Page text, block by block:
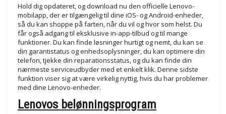
Hold dig opdateret, og download nu den officielle Lenovo-
mobilapp, der er tilgængelig til dine iOS- og Android-enheder,
så du kan shoppe på farten, når du vil og hvor som helst. Du
får også adgang til eksklusive in-app-tilbud og til mange
funktioner. Du kan finde løsninger hurtigt og nemt, du kan se
din garantistatus og enhedsoplysninger, du kan optimere din
telefon, tjekke din reparationsstatus, og du kan finde din
nærmeste serviceudbyder med et enkelt klik. Denne sidste
funktion viser sig at være virkelig nyttig, hvis du har problemer
med dine Lenovo-enheder.
Lenovos belønningsprogram